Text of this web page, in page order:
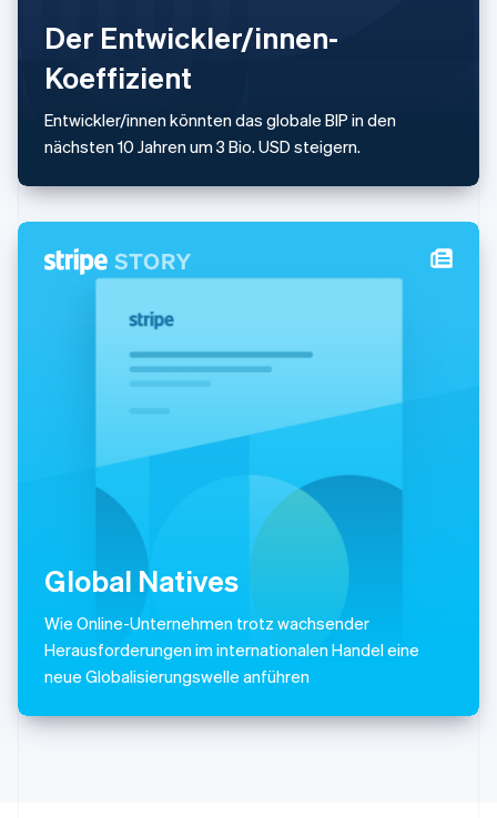
Der Entwickler/innen-
Koeffizient
Entwickler/innen könnten das globale BIP in den
nächsten 10 Jahren um 3 Bio. USD steigern.
Global Natives
Wie Online-Unternehmen trotz wachsender
Herausforderungen im internationalen Handel eine
neue Globalisierungswelle anführen
Norwegen
English
Österreich
DeutschEnglish
Polen
English
PortuguêsEnglish
English
Schweden
SvenskaEnglish
Français
简体中文
Slowakei
Italiano
Sonderverwaltungsregion Hongkong,
简体中文
EspañolEnglish
Thailand
ไทยEnglish
Tschechische Republik
English
Ungarn
Vereinigte Arabische Emirate